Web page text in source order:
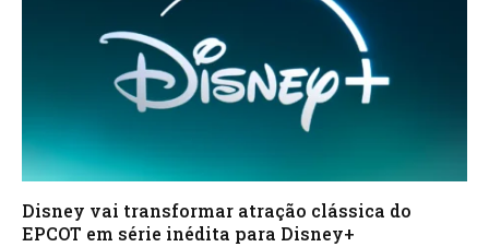
Disney vai transformar atração clássica do
EPCOT em série inédita para Disney+